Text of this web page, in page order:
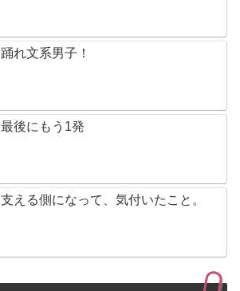
踊れ文系男子！
最後にもう1発
支える側になって、気付いたこと。